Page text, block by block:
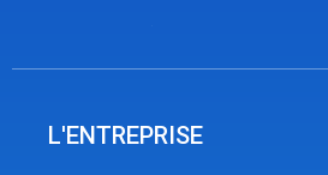
L'ENTREPRISE